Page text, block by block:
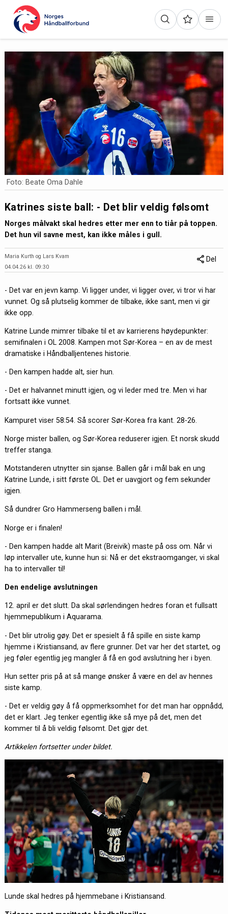
Foto: Beate Oma Dahle
Katrines siste ball: - Det blir veldig følsomt
Norges målvakt skal hedres etter mer enn to tiår på toppen.
Det hun vil savne mest, kan ikke måles i gull.
Maria Kurth og Lars Kvam
04.04.26 kl. 09:30
Del
- Det var en jevn kamp. Vi ligger under, vi ligger over, vi tror vi har
vunnet. Og så plutselig kommer de tilbake, ikke sant, men vi gir
ikke opp.
Katrine Lunde mimrer tilbake til et av karrierens høydepunkter:
semifinalen i OL 2008. Kampen mot Sør-Korea – en av de mest
dramatiske i Håndballjentenes historie.
- Den kampen hadde alt, sier hun.
- Det er halvannet minutt igjen, og vi leder med tre. Men vi har
fortsatt ikke vunnet.
Kampuret viser 58:54. Så scorer Sør-Korea fra kant. 28-26.
Norge mister ballen, og Sør-Korea reduserer igjen. Et norsk skudd
treffer stanga.
Motstanderen utnytter sin sjanse. Ballen går i mål bak en ung
Katrine Lunde, i sitt første OL. Det er uavgjort og fem sekunder
igjen.
Så dundrer Gro Hammerseng ballen i mål.
Norge er i finalen!
- Den kampen hadde alt Marit (Breivik) maste på oss om. Når vi
løp intervaller ute, kunne hun si: Nå er det ekstraomganger, vi skal
ha to intervaller til!
Den endelige avslutningen
12. april er det slutt. Da skal sørlendingen hedres foran et fullsatt
hjemmepublikum i Aquarama.
- Det blir utrolig gøy. Det er spesielt å få spille en siste kamp
hjemme i Kristiansand, av flere grunner. Det var her det startet, og
jeg føler egentlig jeg mangler å få en god avslutning her i byen.
Hun setter pris på at så mange ønsker å være en del av hennes
siste kamp.
- Det er veldig gøy å få oppmerksomhet for det man har oppnådd,
det er klart. Jeg tenker egentlig ikke så mye på det, men det
kommer til å bli veldig følsomt. Det gjør det.
Artikkelen fortsetter under bildet.
Lunde skal hedres på hjemmebane i Kristiansand.